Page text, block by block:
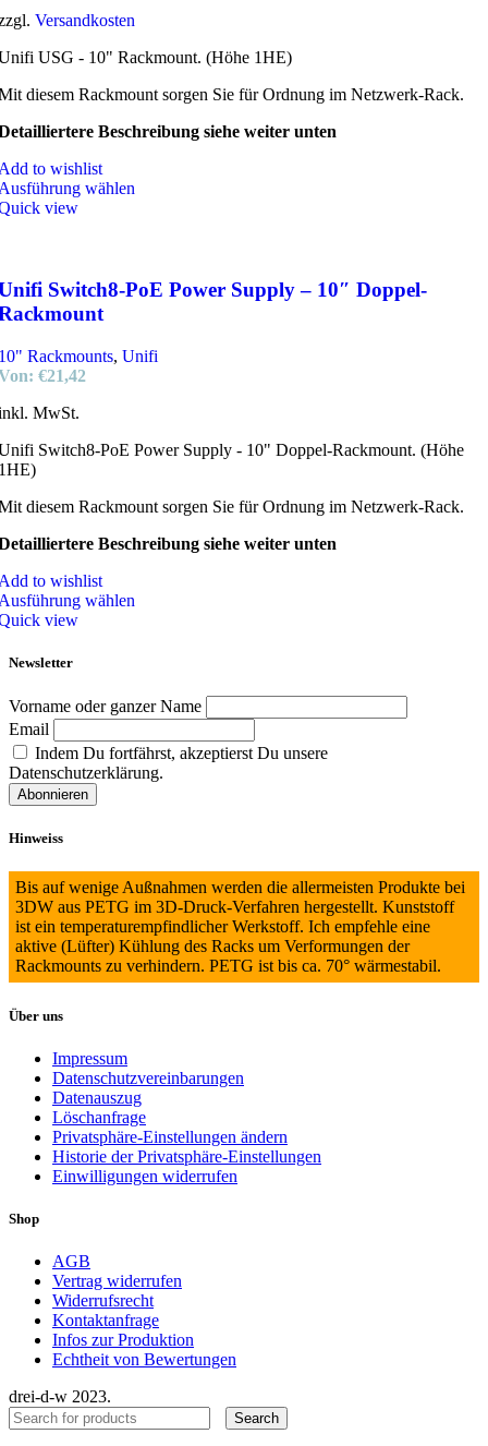
Versandkosten
USG - 10" Rackmount. (Höhe 1HE)
diesem Rackmount sorgen Sie für Ordnung im Netzwerk-Rack.
Beschreibung siehe weiter unten
to wishlist
wählen
view
Switch8-PoE Power Supply – 10″ Doppel-
Rackmounts, Unifi
€21,42
MwSt.
Switch8-PoE Power Supply - 10" Doppel-Rackmount. (Höhe
diesem Rackmount sorgen Sie für Ordnung im Netzwerk-Rack.
Beschreibung siehe weiter unten
to wishlist
wählen
view
Newsletter
Vorname oder ganzer Name
Email
Indem Du fortfährst, akzeptierst Du unsere
Datenschutzerklärung.
Hinweiss
Bis auf wenige Außnahmen werden die allermeisten Produkte bei
3DW aus PETG im 3D-Druck-Verfahren hergestellt. Kunststoff
ist ein temperaturempfindlicher Werkstoff. Ich empfehle eine
aktive (Lüfter) Kühlung des Racks um Verformungen der
Rackmounts zu verhindern. PETG ist bis ca. 70° wärmestabil.
Über uns
Impressum
Datenschutzvereinbarungen
Datenauszug
Löschanfrage
Privatsphäre-Einstellungen ändern
Historie der Privatsphäre-Einstellungen
Einwilligungen widerrufen
Shop
AGB
Vertrag widerrufen
Widerrufsrecht
Kontaktanfrage
Infos zur Produktion
Echtheit von Bewertungen
drei-d-w 2023.
Search